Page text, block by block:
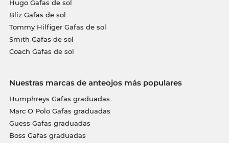
Hugo Gafas de sol
Bliz Gafas de sol
Tommy Hilfiger Gafas de sol
Smith Gafas de sol
Coach Gafas de sol
Nuestras marcas de anteojos más populares
Humphreys Gafas graduadas
Marc O Polo Gafas graduadas
Guess Gafas graduadas
Boss Gafas graduadas